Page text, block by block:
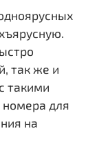
так же и
такими
номера для
на